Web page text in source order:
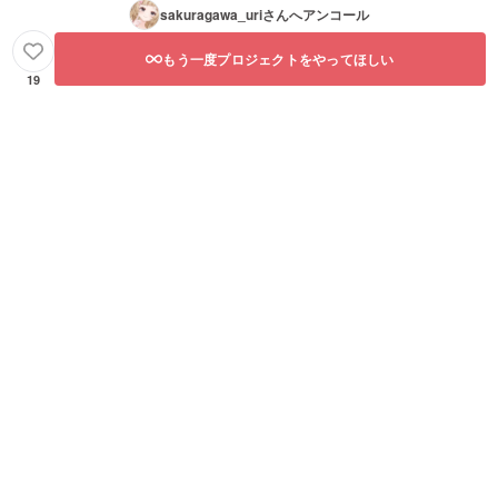
sakuragawa_uriさんへアンコール
19
もう一度プロジェクトをやってほしい